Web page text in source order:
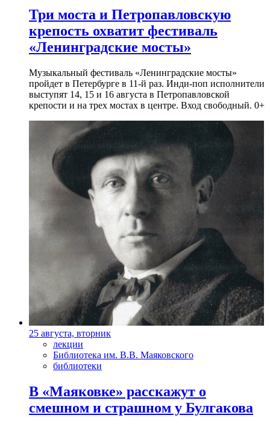
Три моста и Петропавловскую
крепость охватит фестиваль
«Ленинградские мосты»
Музыкальный фестиваль «Ленинградские мосты»
пройдет в Петербурге в 11-й раз. Инди-поп исполнители
выступят 14, 15 и 16 августа в Петропавловской
крепости и на трех мостах в центре. Вход свободный. 0+
25 августа, вторник
лекции
Библиотека им. В.В. Маяковского
библиотеки
В «Маяковке» расскажут о
смешном и страшном у Булгакова